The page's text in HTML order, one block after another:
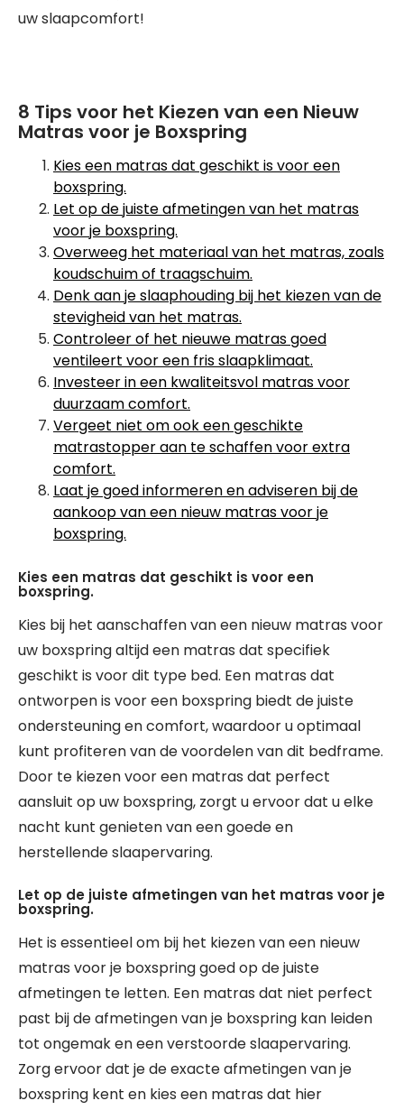
uw slaapcomfort!
8 Tips voor het Kiezen van een Nieuw
Matras voor je Boxspring
Kies een matras dat geschikt is voor een
boxspring.
Let op de juiste afmetingen van het matras
voor je boxspring.
Overweeg het materiaal van het matras, zoals
koudschuim of traagschuim.
Denk aan je slaaphouding bij het kiezen van de
stevigheid van het matras.
Controleer of het nieuwe matras goed
ventileert voor een fris slaapklimaat.
Investeer in een kwaliteitsvol matras voor
duurzaam comfort.
Vergeet niet om ook een geschikte
matrastopper aan te schaffen voor extra
comfort.
Laat je goed informeren en adviseren bij de
aankoop van een nieuw matras voor je
boxspring.
Kies een matras dat geschikt is voor een
boxspring.
Kies bij het aanschaffen van een nieuw matras voor
uw boxspring altijd een matras dat specifiek
geschikt is voor dit type bed. Een matras dat
ontworpen is voor een boxspring biedt de juiste
ondersteuning en comfort, waardoor u optimaal
kunt profiteren van de voordelen van dit bedframe.
Door te kiezen voor een matras dat perfect
aansluit op uw boxspring, zorgt u ervoor dat u elke
nacht kunt genieten van een goede en
herstellende slaapervaring.
Let op de juiste afmetingen van het matras voor je
boxspring.
Het is essentieel om bij het kiezen van een nieuw
matras voor je boxspring goed op de juiste
afmetingen te letten. Een matras dat niet perfect
past bij de afmetingen van je boxspring kan leiden
tot ongemak en een verstoorde slaapervaring.
Zorg ervoor dat je de exacte afmetingen van je
boxspring kent en kies een matras dat hier